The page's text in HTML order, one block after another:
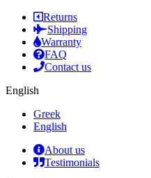
Returns
Shipping
Warranty
FAQ
Contact us
English
Greek
English
About us
Testimonials